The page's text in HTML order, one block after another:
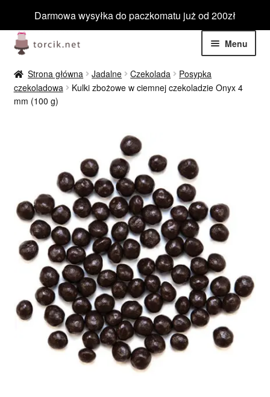
Darmowa wysyłka do paczkomatu już od 200zł
Przejdź
do
nawigacji
Przejdź
do
treści
Menu
Jadalne
menu
Niejadalne
Tematyczne
Blog
Wyprzedaż
Nowości
Ozdoby na tort weselny
Strona główna Jadalne Czekolada
Posypka
czekoladowa
Kulki zbożowe w ciemnej czekoladzie Onyx 4
mm (100 g)